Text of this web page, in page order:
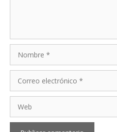
electrónico